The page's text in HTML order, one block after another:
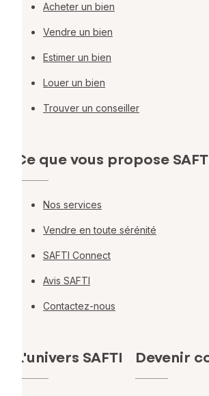
Acheter un bien
Vendre un bien
Estimer un bien
Louer un bien
Trouver un conseiller
Ce que vous propose
Nos services
Vendre en toute sérénité
SAFTI Connect
Avis SAFTI
Contactez-nous
L'univers SAFTI Devenir